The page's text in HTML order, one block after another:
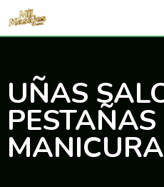
Saltar
UÑAS
PESTAÑAS